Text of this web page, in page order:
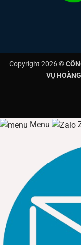
Copyright 2026 ©
VỤ
Menu